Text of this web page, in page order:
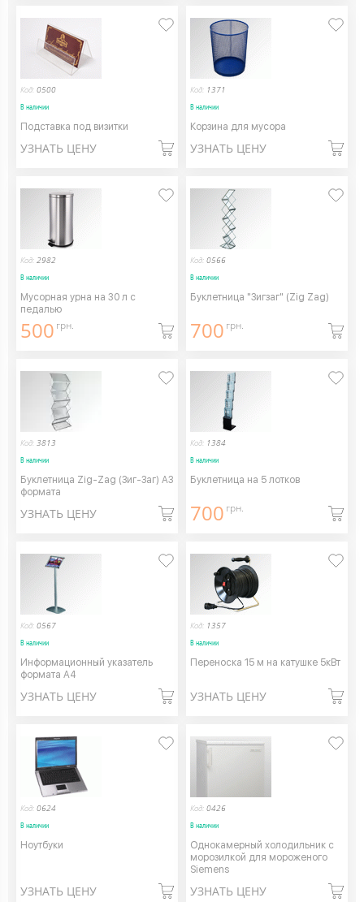
Код: 0500
В наличии
Подставка под визитки
УЗНАТЬ ЦЕНУ
Код: 1371
В наличии
Корзина для мусора
УЗНАТЬ ЦЕНУ
Код: 2982
В наличии
Мусорная урна на 30 л с
педалью
500 грн.
Код: 0566
В наличии
Буклетница "Зигзаг" (Zig Zag)
700 грн.
Код: 3813
В наличии
Буклетница Zig-Zag (Зиг-Заг) А3
формата
УЗНАТЬ ЦЕНУ
Код: 1384
В наличии
Буклетница на 5 лотков
700 грн.
Код: 0567
В наличии
Информационный указатель
формата А4
УЗНАТЬ ЦЕНУ
Код: 1357
В наличии
Переноска 15 м на катушке 5кВт
УЗНАТЬ ЦЕНУ
Код: 0624
В наличии
Ноутбуки
УЗНАТЬ ЦЕНУ
Код: 0426
В наличии
Однокамерный холодильник с
морозилкой для мороженого
Siemens
УЗНАТЬ ЦЕНУ